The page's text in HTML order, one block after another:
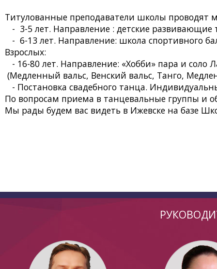
Титулованные преподаватели школы проводят
- 3-5 лет. Направление : детские
- 6-13 лет. Направление: школа спортивного
Взрослых:
- 16-80 лет. Направление: «Хобби» пара и
(Медленный вальс, Венский вальс, Танго,
- Постановка свадебного танца.
По вопросам приема в танцевальные группы и
Мы рады будем вас видеть в Ижевске на базе